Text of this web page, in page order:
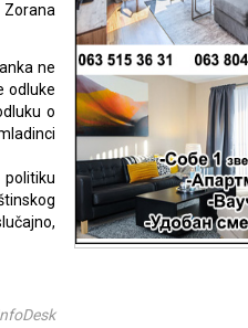
ne
odluke
o